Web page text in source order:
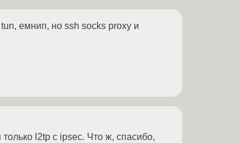
емнип, но ssh socks proxy и
l2tp c ipsec. Что ж, спасибо,